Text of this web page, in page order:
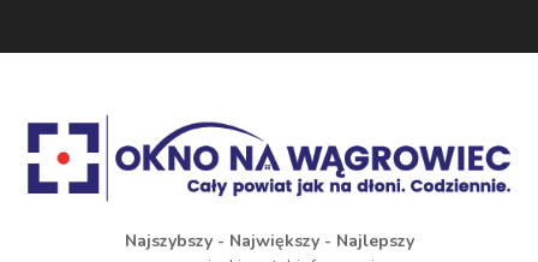
Najszybszy - Największy - Najlepszy